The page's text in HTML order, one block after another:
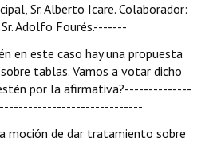
Sr. Alberto Icare. Colaborador:
Adolfo Fourés.-------
en este caso hay una propuesta
tablas. Vamos a votar dicho
por la afirmativa?--------------
moción de dar tratamiento sobre